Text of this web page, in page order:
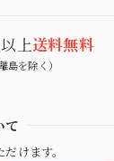
上送料無料
島を除く）
て
けます。